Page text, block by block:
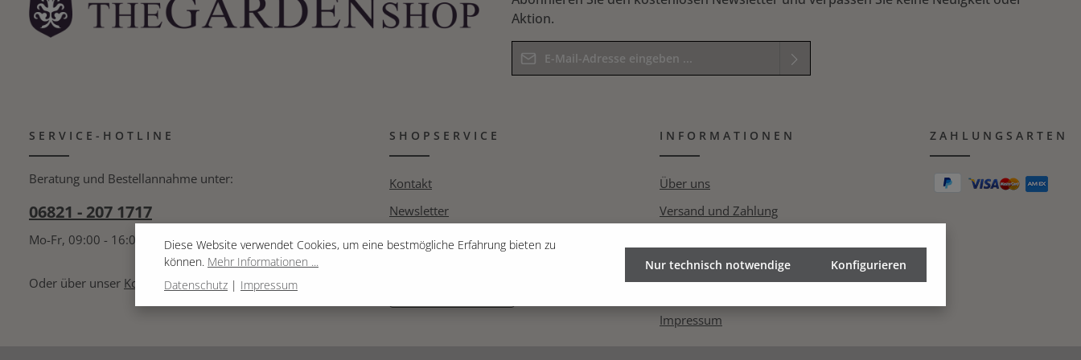
wir, sie im Winter und bei nassem Wetter drinnen
aufzubewahren. Die Kissen können mit lauwarmen
Wasser von Hand mit einem Handwaschmittel
Aktion.
E-Mail-Adresse*
Kenntnis genommen und die AGB gelesen und
bin mit ihnen einverstanden.*
Bitte geben Sie das Ergebnis der Gleichung in das nachfolgende Textfeld ein. *
SERVICE-HOTLINE
Beratung und Bestellannahme unter:
06821 - 207 1717
Mo-Fr, 09:00 - 16:00 Uhr
Oder über unser Kontaktformular .
SHOPSERVICE
Kontakt
Newsletter
Pressespiegel
INFORMATIONEN
Über uns
Versand und Zahlung
Widerrufsrecht
Impressum
ZAHLUNGSARTEN
Diese Website verwendet Cookies, um eine bestmögliche Erfahrung bieten zu
können. Mehr Informationen ...
Datenschutz | Impressum
Nur technisch notwendige Konfigurieren